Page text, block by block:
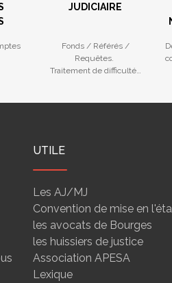
JUDICIAIRE
Fonds / Référés /
Requêtes.
Traitement de difficultés
UTILE
Les AJ/MJ
Convention de mise en
les avocats de Bourges
les huissiers de justice
Association APESA
Lexique